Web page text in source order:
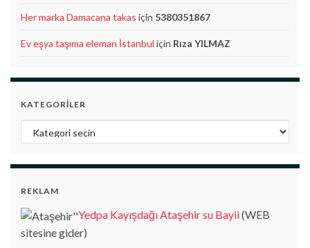
Her marka Damacana takas için 5380351867
Ev eşya taşıma eleman İstanbul için Rıza YILMAZ
KATEGORILER
Kategoriler
REKLAM
Yedpa Kayışdağı Ataşehir su Bayii(WEB
sitesine gider)